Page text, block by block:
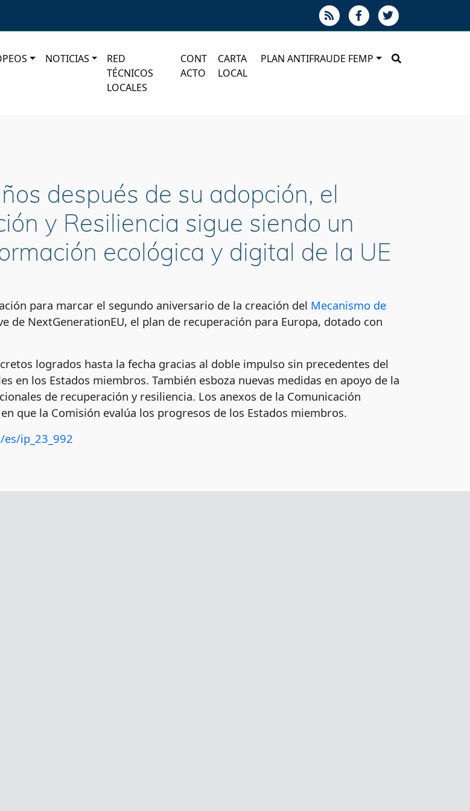
NOTICIAS
RED
TÉCNICOS
LOCALES
CONT
ACTO
CARTA
LOCAL
PLAN ANTIFRAUDE FEMP
después de su adopción, el
y Resiliencia sigue siendo un
ecológica y digital de la UE
para marcar el segundo aniversario de la creación del Mecanismo de
de NextGenerationEU, el plan de recuperación para Europa, dotado con
logrados hasta la fecha gracias al doble impulso sin precedentes del
en los Estados miembros. También esboza nuevas medidas en apoyo de la
de recuperación y resiliencia. Los anexos de la Comunicación
que la Comisión evalúa los progresos de los Estados miembros.
ip_23_992